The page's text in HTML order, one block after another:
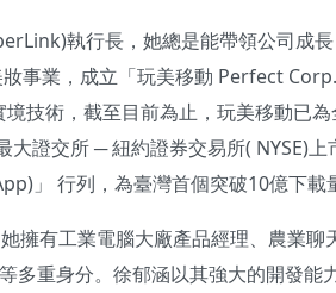
執行長，她總是能帶領公司成長
事業，成立「玩美移動 Perfect
技術，截至目前為止，玩美移動已
證交所 ─ 紐約證券交易所( NYSE)
」 行列，為臺灣首個突破10億下載
擁有工業電腦大廠產品經理、農業聊
多重身分。徐郁涵以其強大的開發能